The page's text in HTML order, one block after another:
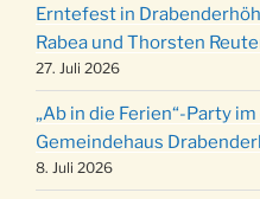
24.12.
Gemeindehaus
24.12.
24.12.
15:00 Uhr
24.12.
18:00 Uhr
Erntefest in
Rabea und Thorsten
27. Juli 2026
„Ab in die Ferien“-Party
Gemeindehaus
8. Juli 2026